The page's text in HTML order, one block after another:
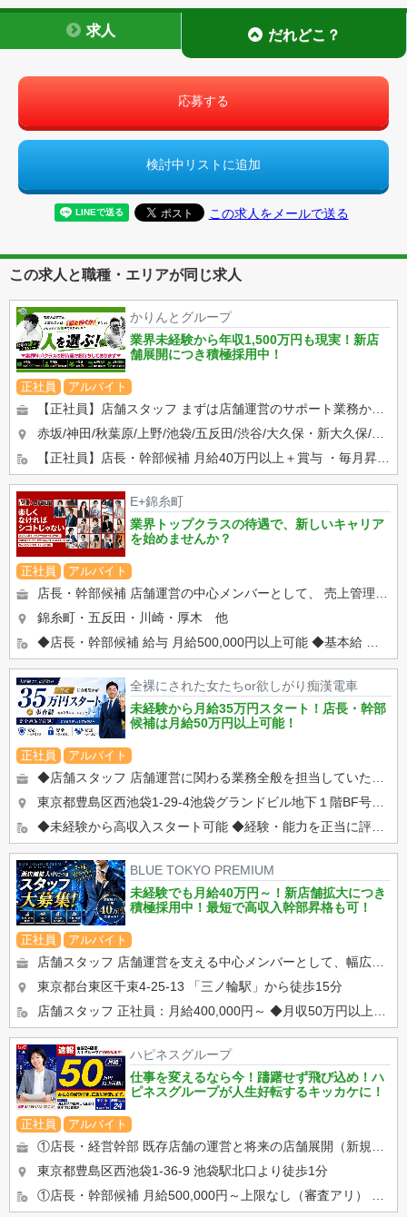
求人 だれどこ？
応募する
検討中リストに追加
この求人をメールで送る
この求人と職種・エリアが同じ求人
かりんとグループ
業界未経験から年収1,500万円も現実！新店
舗展開につき積極採用中！
正社員 アルバイト
E+錦糸町
業界トップクラスの待遇で、新しいキャリア
を始めませんか？
正社員 アルバイト
錦糸町・五反田・川崎・厚木 他
全裸にされた女たちor欲しがり痴漢電車
未経験から月給35万円スタート！店長・幹部
候補は月給50万円以上可能！
正社員 アルバイト
BLUE TOKYO PREMIUM
未経験でも月給40万円～！新店舗拡大につき
積極採用中！最短で高収入幹部昇格も可！
正社員 アルバイト
東京都台東区千束4-25-13
「三ノ輪駅」から徒歩15分
ハピネスグループ
仕事を変えるなら今！躊躇せず飛び込め！ハ
ピネスグループが人生好転するキッカケに！
正社員 アルバイト
東京都豊島区西池袋1-36-9 池袋駅北口より徒歩1分